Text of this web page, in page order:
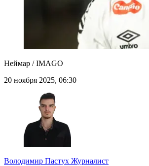
Неймар / IMAGO
20 ноября 2025, 06:30
Володимир Пастух Журналист